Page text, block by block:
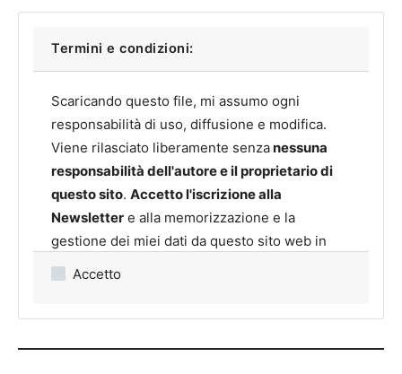
Termini e condizioni:
Scaricando questo file, mi assumo ogni
responsabilità di uso, diffusione e modifica.
Viene rilasciato liberamente senzanessuna
responsabilità dell'autore e il proprietario di
questo sito. Accetto l'iscrizione alla
Newsletter e alla memorizzazione e la
gestione dei miei dati da questo sito web in
rispetto della normativa vigente sulla Privacy.
Accetto